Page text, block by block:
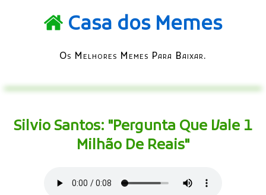
Casa dos Memes
Os Melhores Memes Para Baixar.
Silvio Santos: "Pergunta Que Vale 1
Milhão De Reais"